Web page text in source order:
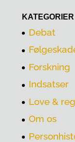
KATEGORIER
Debat
Forskning
Indsatser
Love &
Om os